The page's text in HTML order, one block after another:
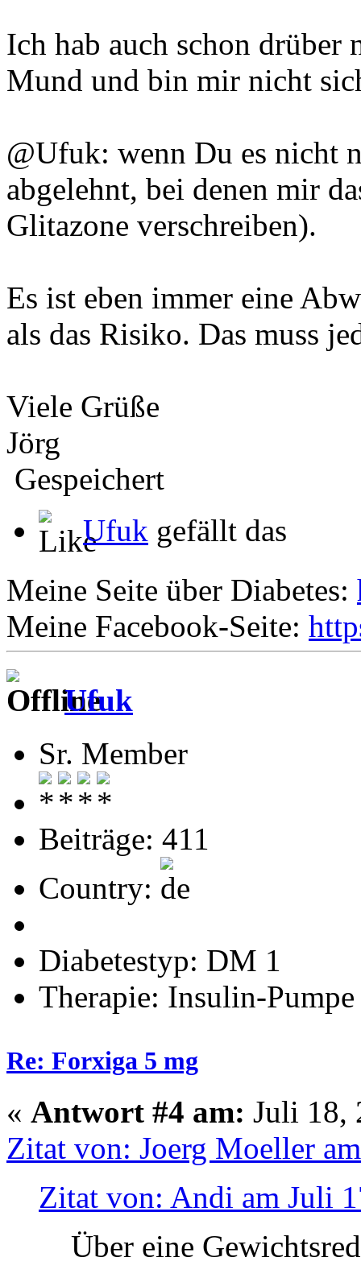
Ich hab auch schon drüber
Mund und bin mir nicht
@Ufuk: wenn Du es nicht
abgelehnt, bei denen mir
Glitazone verschreiben).
Es ist eben immer eine
als das Risiko. Das muss
Viele Grüße
Jörg
Gespeichert
Ufuk gefällt das
Meine Seite über Diabetes:
Meine Facebook-Seite:
Ufuk
Sr. Member
Beiträge: 411
Country:
Diabetestyp: DM 1
Therapie: Insulin-Pumpe
Re: Forxiga 5 mg
« Antwort #4 am: Juli 18,
Zitat von: Joerg Moeller
Zitat von: Andi am Juli
Über eine